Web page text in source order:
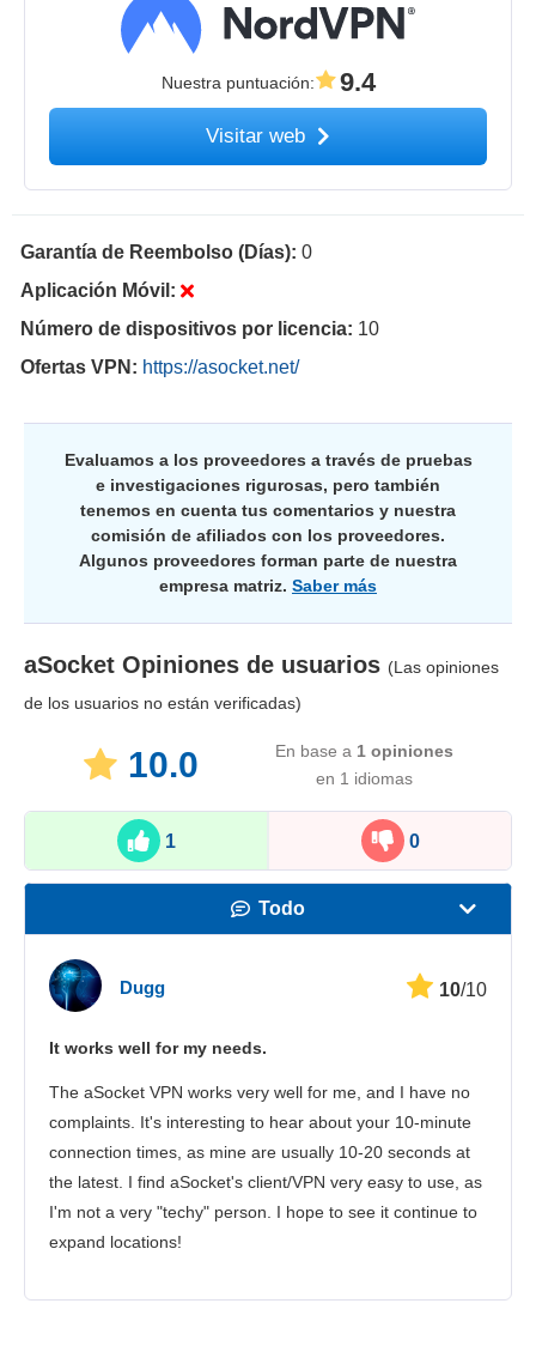
Nuestra puntuación: 9.4
Visitar web
Garantía de Reembolso (Días): 0
Aplicación Móvil:
Número de dispositivos por licencia: 10
Ofertas VPN: https://asocket.net/
Evaluamos a los proveedores a través de pruebas
e investigaciones rigurosas, pero también
tenemos en cuenta tus comentarios y nuestra
comisión de afiliados con los proveedores.
Algunos proveedores forman parte de nuestra
empresa matriz. Saber más
aSocket Opiniones de usuarios (Las opiniones
de los usuarios no están verificadas)
10.0 En base a 1 opiniones
en 1 idiomas
1 0
Todo
Atención al cliente
Dugg 10/10
It works well for my needs.
The aSocket VPN works very well for me, and I have no
complaints. It's interesting to hear about your 10-minute
connection times, as mine are usually 10-20 seconds at
the latest. I find aSocket's client/VPN very easy to use, as
I'm not a very "techy" person. I hope to see it continue to
expand locations!